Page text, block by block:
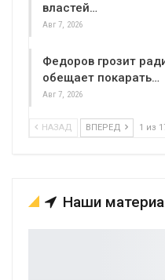
властей…
Авг 7, 2026
Федоров грозит
обещает покарать…
Авг 7, 2026
НАЗАД ВПЕРЕД 1 из
Наши